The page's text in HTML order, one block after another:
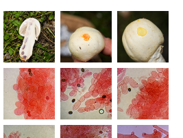
Prataiolo maggiore Sinonimi
F.H....